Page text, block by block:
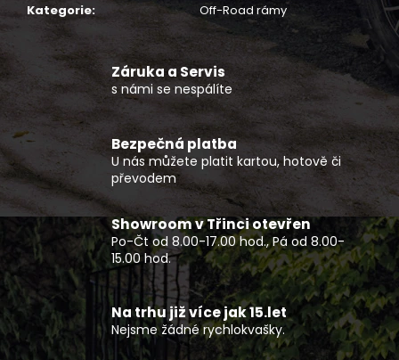
Kategorie: Off-Road rámy
Záruka a Servis
s námi se nespálíte
Bezpečná platba
U nás můžete platit kartou, hotově či
převodem
Showroom v Třinci otevřen
Po-Čt od 8.00-17.00 hod., Pá od 8.00-
15.00 hod.
Na trhu již více jak 15.let
Nejsme žádné rychlokvašky.
u
u
j
m
e
ČTYŘKOLKA
CFMOTO
GLADIATOR
C5-
A
G4
T3B
ŠEDÁ
160
990
Kč